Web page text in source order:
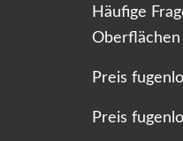
Häufige
Oberflächen
Preis
Preis